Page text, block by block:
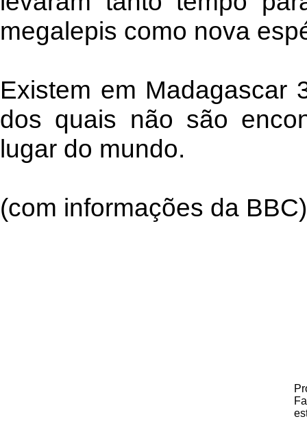
megalepis como nova
Existem em Madagascar
dos quais não são
lugar do mundo.
(com informações da BBC)